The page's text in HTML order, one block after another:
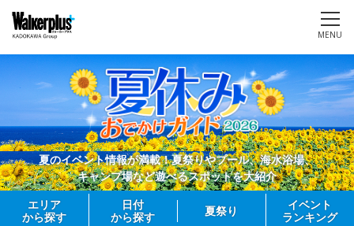
MENU
夏のイベント情報が満載！夏祭りやプール、海水浴場、
キャンプ場など遊べるスポットを大紹介
エリア
から探す
日付
から探す
夏祭り
イベント
ランキング